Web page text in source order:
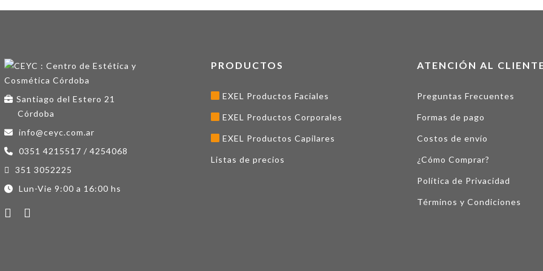
Santiago del Estero 21
Córdoba
info@ceyc.com.ar
0351 4215517 / 4254068
351 3052225
Lun-Vie 9:00 a 16:00 hs
PRODUCTOS
EXEL Productos Faciales
EXEL Productos Corporales
EXEL Productos Capilares
Listas de precios
ATENCIÓN AL
Preguntas Frecuentes
Formas de pago
Costos de envío
¿Cómo Comprar?
Política de Privacidad
Términos y Condiciones